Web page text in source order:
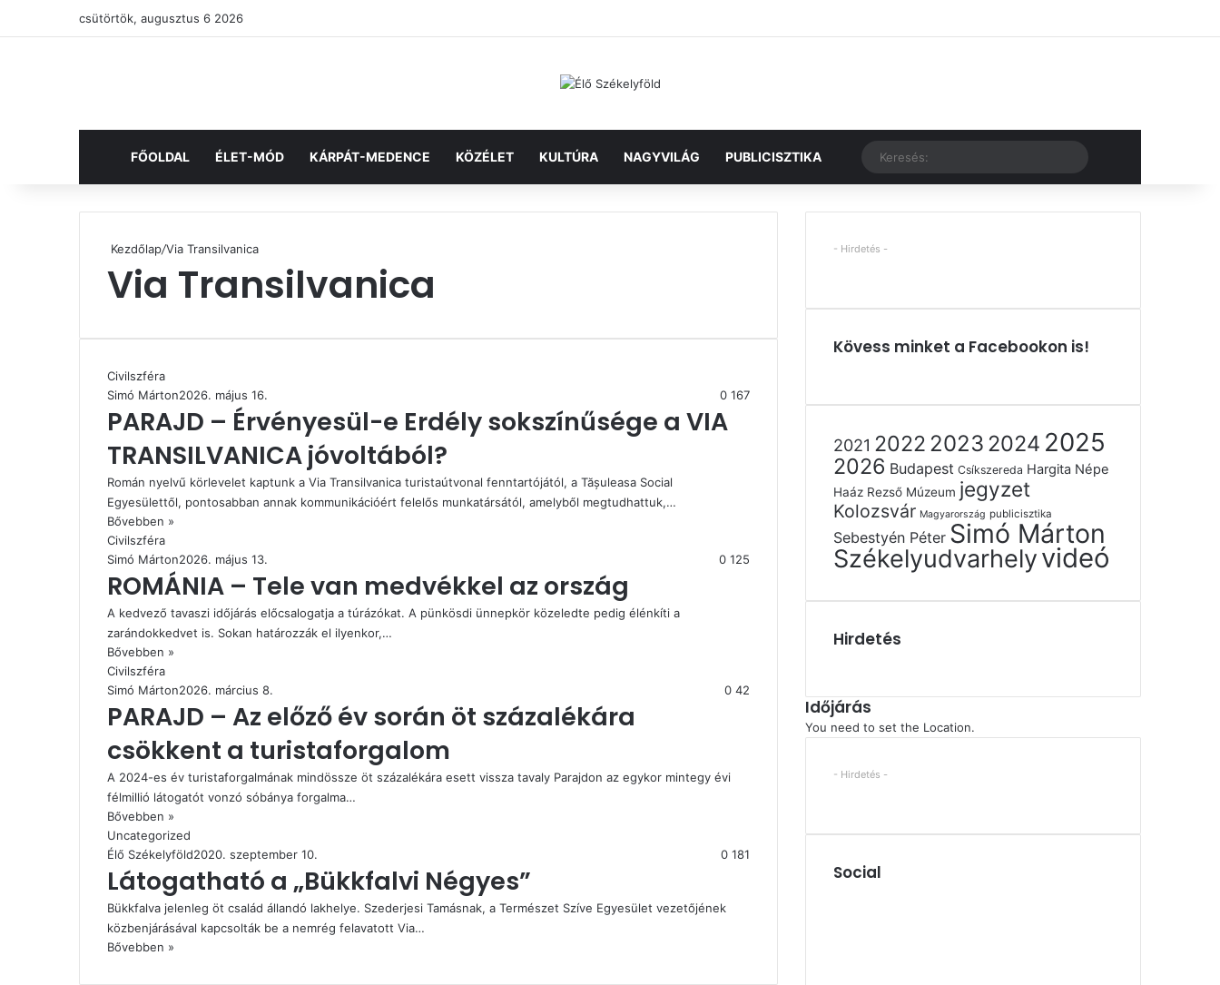
csütörtök, augusztus 6 2026
FŐOLDAL ÉLET-MÓD KÁRPÁT-MEDENCE KÖZÉLET KULTÚRA NAGYVILÁG PUBLICISZTIKA Véletlen cikk
Kezdőlap/Via Transilvanica
Via Transilvanica
Civilszféra
Simó Márton2026. május 16. 0 167
PARAJD – Érvényesül-e Erdély sokszínűsége a VIA
TRANSILVANICA jóvoltából?
Román nyelvű körlevelet kaptunk a Via Transilvanica turistaútvonal fenntartójától, a Tășuleasa Social
Egyesülettől, pontosabban annak kommunikációért felelős munkatársától, amelyből megtudhattuk,…
Bővebben »
Civilszféra
Simó Márton2026. május 13. 0 125
ROMÁNIA – Tele van medvékkel az ország
A kedvező tavaszi időjárás előcsalogatja a túrázókat. A pünkösdi ünnepkör közeledte pedig élénkíti a
zarándokkedvet is. Sokan határozzák el ilyenkor,…
Bővebben »
Civilszféra
Simó Márton2026. március 8. 0 42
PARAJD – Az előző év során öt százalékára
csökkent a turistaforgalom
A 2024-es év turistaforgalmának mindössze öt százalékára esett vissza tavaly Parajdon az egykor mintegy évi
félmillió látogatót vonzó sóbánya forgalma…
Bővebben »
Uncategorized
Élő Székelyföld2020. szeptember 10. 0 181
Látogatható a „Bükkfalvi Négyes”
Bükkfalva jelenleg öt család állandó lakhelye. Szederjesi Tamásnak, a Természet Szíve Egyesület vezetőjének
közbenjárásával kapcsolták be a nemrég felavatott Via…
Bővebben »
- Hirdetés -
Kövess minket a Facebookon is!
2021 2022 2023 2024 2025
2026 Budapest Csíkszereda Hargita Népe
Haáz Rezső Múzeum jegyzet
Kolozsvár Magyarország publicisztika
Sebestyén Péter Simó Márton
Székelyudvarhelyvideó
Hirdetés
Időjárás
You need to set the Location.
- Hirdetés -
Social